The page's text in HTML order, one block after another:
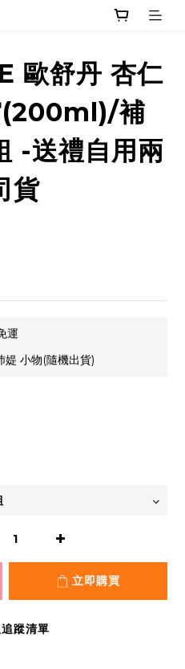
歐舒丹 杏仁
(200ml)/補
-送禮自用兩
貨
運
小物(隨機出貨)
立即購買
蹤清單